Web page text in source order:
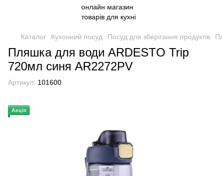
Каталог Кухонний посуд Посуд для зберігання продуктів
Пляшка для води ARDESTO Trip
720мл синя AR2272PV
Артикул: 101600
Акція